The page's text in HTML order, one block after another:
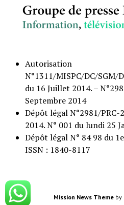
Autorisation
N°1311/MISPC/DC/SGM/
du 16 Juillet 2014. –
Septembre 2014
Dépôt légal N°2981/PRC-
2014. N° 001 du lundi 25
Dépôt légal N° 84 98 du
ISSN : 1840-8117
Mission News Theme by